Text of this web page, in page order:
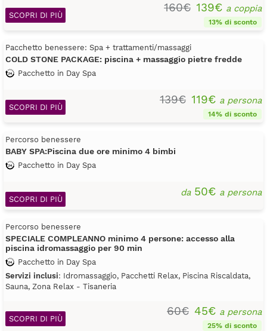
160€ 139€ a coppia
13% di sconto
SCOPRI DI PIÙ
Pacchetto benessere: Spa + trattamenti/massaggi
COLD STONE PACKAGE: piscina + massaggio pietre fredde
Pacchetto in Day Spa
139€ 119€ a persona
14% di sconto
SCOPRI DI PIÙ
Percorso benessere
BABY SPA:Piscina due ore minimo 4 bimbi
Pacchetto in Day Spa
da50€ a persona
SCOPRI DI PIÙ
Percorso benessere
SPECIALE COMPLEANNO minimo 4 persone: accesso alla
piscina idromassaggio per 90 min
Pacchetto in Day Spa
Servizi inclusi: Idromassaggio, Pacchetti Relax, Piscina Riscaldata,
Sauna, Zona Relax - Tisaneria
60€ 45€ a persona
25% di sconto
SCOPRI DI PIÙ